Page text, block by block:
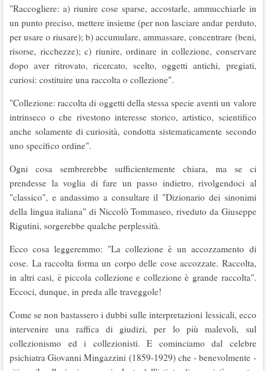
"Raccogliere: a) riunire cose sparse, accostarle, ammucchiarle in
un punto preciso, mettere insieme (per non lasciare andar perduto,
per usare o riusare); b) accumulare, ammassare, concentrare (beni,
risorse, ricchezze); c) riunire, ordinare in col­lezione, conservare
dopo aver ritrovato, ricercato, scelto, oggetti antichi, pregiati,
curiosi: costituire una raccolta o collezio­ne".
"Collezione: raccolta di oggetti della stessa spe­cie aventi un valore
intrinseco o che rivestono interesse storico, arti­stico, scientifico
anche solamente di curiosità, condotta sistematicamente secondo
uno specifico ordine".
Ogni cosa sembrerebbe sufficientemente chia­ra, ma se ci
prendesse la voglia di fare un passo indietro, rivolgendoci al
"classico", e andassimo a consultare il "Dizionario dei sinonimi
della lin­gua italiana" di Niccolò Tommaseo, riveduto da Giuseppe
Rigutini, sorgerebbe qualche perples­sità.
Ecco cosa leggeremmo: "La collezione è un accozzamento di
cose. La raccolta forma un corpo delle cose accozzate. Raccolta,
in altri casi, è piccola collezione e collezione è grande raccol­ta".
Eccoci, dunque, in preda alle traveggole!
Come se non bastassero i dubbi sulle inter­pretazioni lessicali, ecco
intervenire una raffica di giudizi, per lo più malevoli, sul
collezionismo ed i collezionisti. E cominciamo dal celebre
psichia­tra Giovanni Mingazzini (1859-1929) che - bene­volmente -